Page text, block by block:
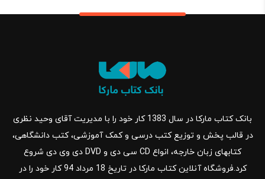
بانک کتاب مارکا در سال 1383 کار خود را با مدیریت آقای وحید نظری
در قالب پخش و توزیع کتب درسی و کمک آموزشی، کتب دانشگاهی،
کتابهای زبان خارجه، انواع CD سی دی و DVD دی وی دی شروع
کرد.فروشگاه آنلاین کتاب مارکا در تاریخ 18 مرداد 94 کار خود را در